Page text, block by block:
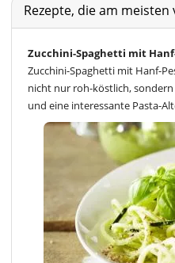
Rezepte, die am
Zucchini-Spaghetti mit
Zucchini-Spaghetti mit Hanf-
nicht nur roh-köstlich,
und eine interessante Pasta-